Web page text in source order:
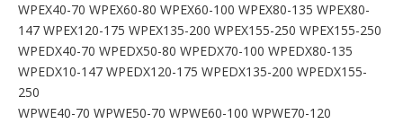
WPEX40-70 WPEX60-80 WPEX60-100 WPEX80-135 WPEX80-
147 WPEX120-175 WPEX135-200 WPEX155-250 WPEX155-250
WPEDX40-70 WPEDX50-80 WPEDX70-100 WPEDX80-135
WPEDX10-147 WPEDX120-175 WPEDX135-200 WPEDX155-
250
WPWE40-70 WPWE50-70 WPWE60-100 WPWE70-120